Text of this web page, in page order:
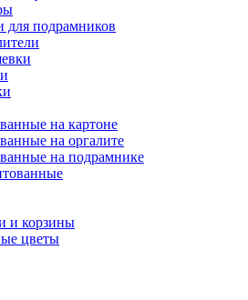
для подрамников
на картоне
на оргалите
на подрамнике
и корзины
цветы